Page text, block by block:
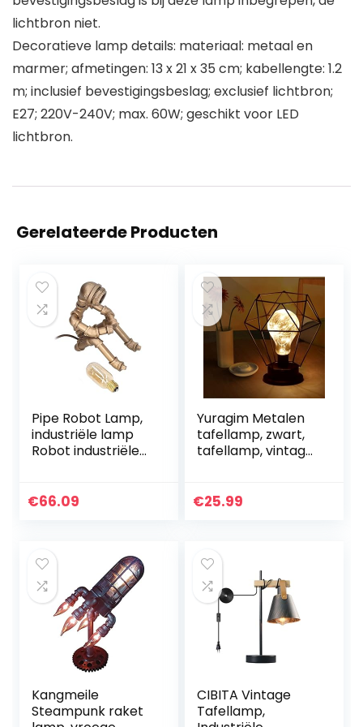
lichtbron niet.
Decoratieve lamp details: materiaal: metaal en
marmer; afmetingen: 13 x 21 x 35 cm; kabellengte: 1.2
m; inclusief bevestigingsbeslag; exclusief lichtbron;
E27; 220V-240V; max. 60W; geschikt voor LED
lichtbron.
Gerelateerde Producten
Pipe Robot Lamp,
industriële lamp
Robot industriële
lampen met lamp
€66.09
Yuragim Metalen
tafellamp, zwart,
tafellamp, vintage
tafellamp,
€25.99
Kangmeile
Steampunk raket
CIBITA Vintage
Tafellamp,